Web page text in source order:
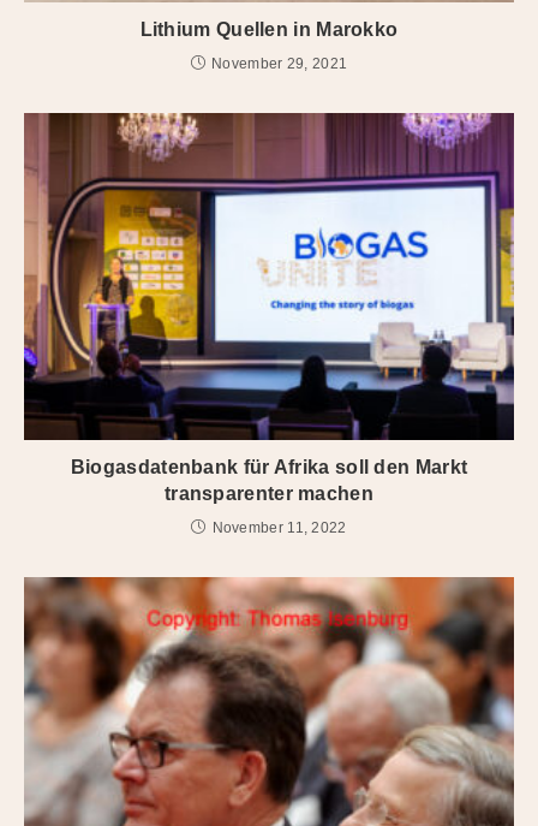
Lithium Quellen in Marokko
November 29, 2021
Biogasdatenbank für Afrika soll den Markt
transparenter machen
November 11, 2022